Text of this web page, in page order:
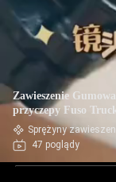
Zawieszenie
przyczepy Fuso
Sprężyny
47 poglądy